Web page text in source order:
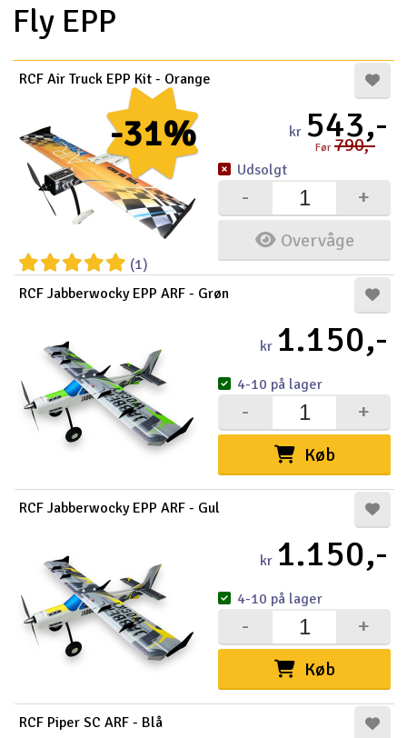
Fly EPP
-31%
RCF Air Truck EPP Kit - Orange
(1)
kr 543,-
Før 790,-
Overvåge
+
-
Udsolgt
RCF Jabberwocky EPP ARF - Grøn
kr 1.150,-
Køb
+
-
4-10 på lager
RCF Jabberwocky EPP ARF - Gul
kr 1.150,-
Køb
+
-
4-10 på lager
RCF Piper SC ARF - Blå